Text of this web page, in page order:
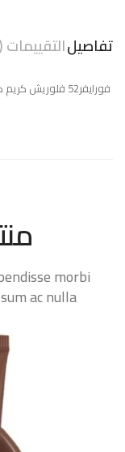
تفاصيلالتقييمات (0)
فورايفر52 فلوريش كريم كنتور fcc001
morbi
ac nulla.